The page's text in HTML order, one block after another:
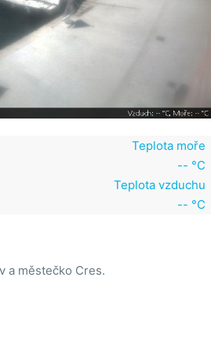
Teplota moře
-- °C
Teplota vzduchu
-- °C
a městečko Cres.